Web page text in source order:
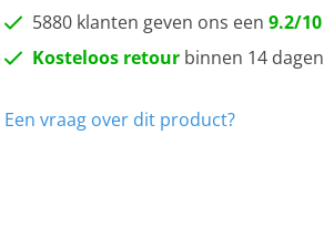
5880 klanten geven ons een 9.2/10
Kosteloos retourbinnen 14 dagen
Een vraag over dit product?